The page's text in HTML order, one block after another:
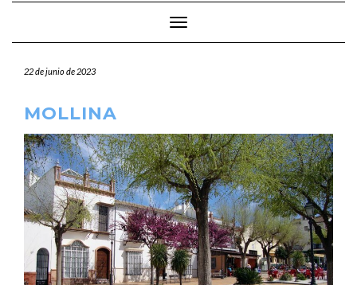
Cambiar modo de navegación
22 de junio de 2023
MOLLINA